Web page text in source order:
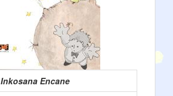
Inkosana Encane